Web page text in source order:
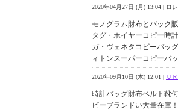
2020年04月27日 (月) 13:04 | ロ
モノグラム財布とバック販
タグ・ホイヤーコピー時
ガ・ヴェネタコピーバッ
ィトンスーパーコピーバッ
2020年09月10日 (木) 12:01 | Ｕ
時計バッグ財布ベルト靴
ピーブランドい大量在庫！